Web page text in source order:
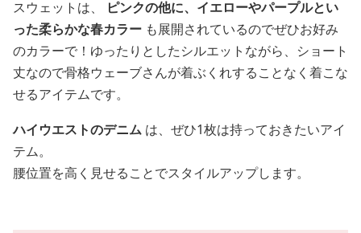
スウェットは、
ピンクの他に、イエローやパープルとい
った柔らかな春カラー も展開されているのでぜひお好み
のカラーで！ゆったりとしたシルエットながら、ショート
丈なので骨格ウェーブさんが着ぶくれすることなく着こな
せるアイテムです。
ハイウエストのデニム は、ぜひ1枚は持っておきたいアイ
テム。
腰位置を高く見せることでスタイルアップします。